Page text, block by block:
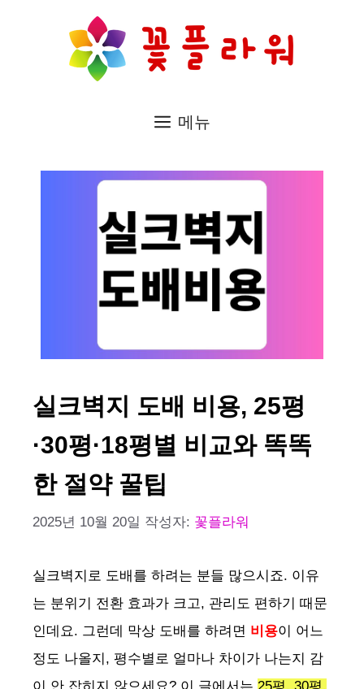
메뉴
실크벽지 도배 비용, 25평
·30평·18평별 비교와 똑똑
한 절약 꿀팁
2025년 10월 20일 작성자: 꽃플라워
실크벽지로 도배를 하려는 분들 많으시죠. 이유
는 분위기 전환 효과가 크고, 관리도 편하기 때문
인데요. 그런데 막상 도배를 하려면 비용이 어느
정도 나올지, 평수별로 얼마나 차이가 나는지 감